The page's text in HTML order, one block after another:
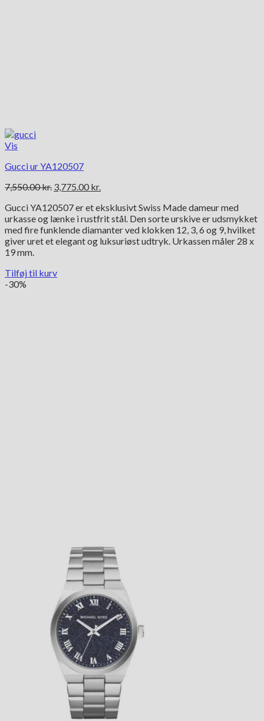
Vis
Gucci ur YA120507
7,550.00kr. Den
pris
var:
7,550.00 kr..
3,775.00 kr.
pris
er:
3,775.00 kr..
Gucci YA120507 er et eksklusivt Swiss Made dameur med
urkasse og lænke i rustfrit stål. Den sorte urskive er udsmykket
med fire funklende diamanter ved klokken 12, 3, 6 og 9, hvilket
giver uret et elegant og luksuriøst udtryk. Urkassen måler 28 x
19 mm.
Tilføj til kurv
-30%